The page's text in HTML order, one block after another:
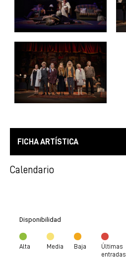
FICHA ARTÍSTICA
Calendario
Disponibilidad
Alta Media Baja
Últimas
entradas